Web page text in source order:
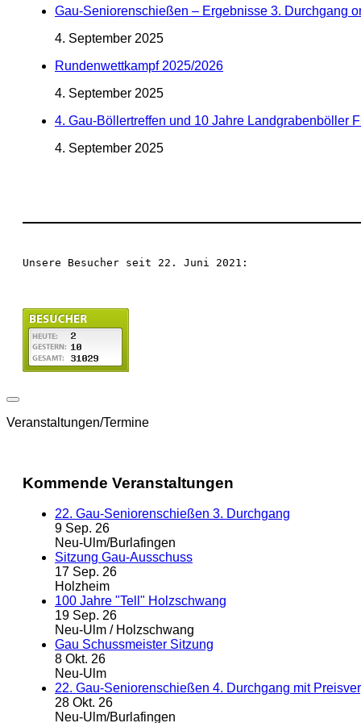
Gau-Seniorenschießen – Ergebnisse 3. Durchgang
4. September 2025
Rundenwettkampf 2025/2026
4. September 2025
4. Gau-Böllertreffen und 10 Jahre Landgrabenböller
4. September 2025
Unsere Besucher seit 22. Juni 2021:
Veranstaltungen/Termine
Kommende Veranstaltungen
22. Gau-Seniorenschießen 3. Durchgang
9 Sep. 26
Neu-Ulm/Burlafingen
Sitzung Gau-Ausschuss
17 Sep. 26
Holzheim
100 Jahre "Tell" Holzschwang
19 Sep. 26
Neu-Ulm / Holzschwang
Gau Schussmeister Sitzung
8 Okt. 26
Neu-Ulm
22. Gau-Seniorenschießen 4. Durchgang mit
28 Okt. 26
Neu-Ulm/Burlafingen